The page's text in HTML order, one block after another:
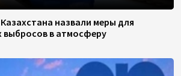
назвали меры для
выбросов в атмосферу